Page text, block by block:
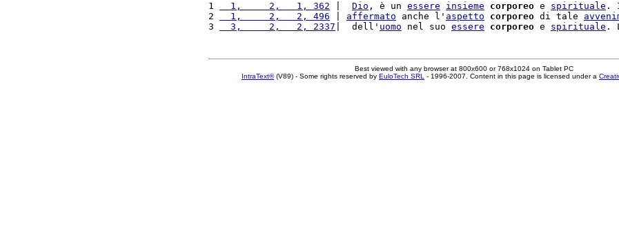
1
  1,     2,   1, 362
Dio , è un essere insieme corporeo e spirituale .
2
  1,     2,   2, 496
affermato anche l' aspetto corporeo di tale
3
  3,     2,   2, 2337
|  dell' uomo nel suo essere corporeo e spirituale .
Best viewed with any browser at 800x600 or 768x1024 on Tablet PC
IntraText®(V89) - Some rights reserved by EuloTech SRL - 1996-2007. Content in this page is licensed under a